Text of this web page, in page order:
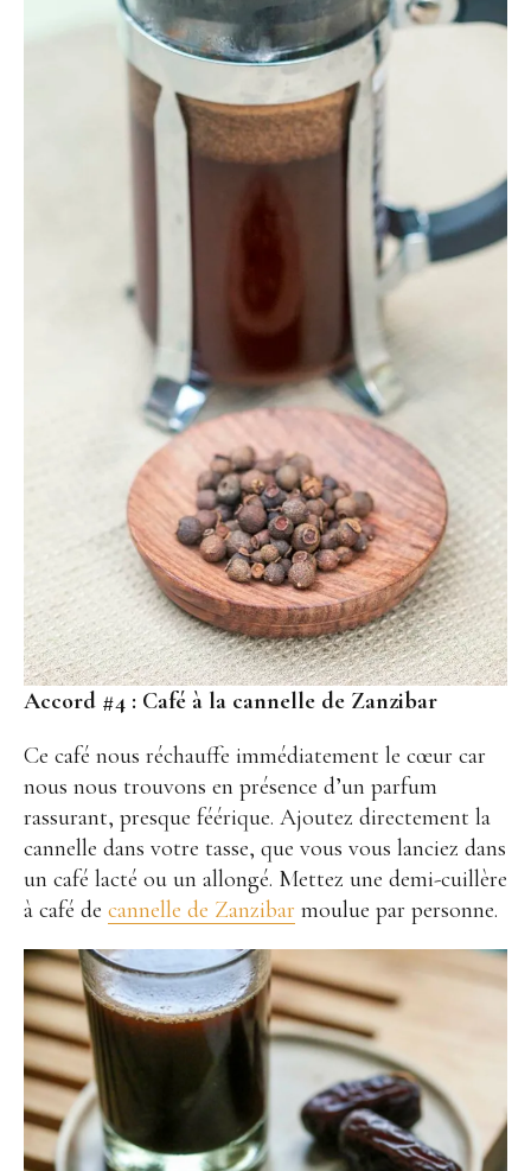
Accord #4 : Café à la cannelle de Zanzibar
Ce café nous réchauffe immédiatement le cœur car
nous nous trouvons en présence d’un parfum
rassurant, presque féérique. Ajoutez directement la
cannelle dans votre tasse, que vous vous lanciez dans
un café lacté ou un allongé. Mettez une demi-cuillère
à café de cannelle de Zanzibar moulue par personne.